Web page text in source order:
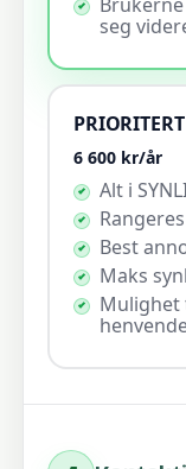
seg
PRIORITERT
6 600 kr/år
Alt i
Best
Maks
Mulighet